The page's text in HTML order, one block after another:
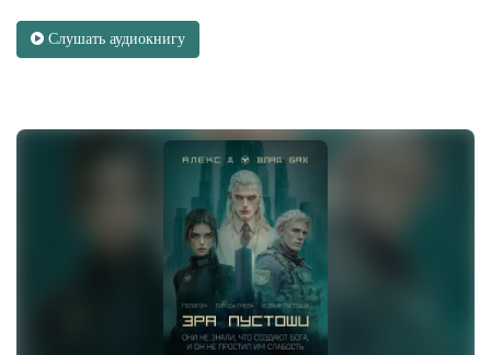
Слушать аудиокнигу